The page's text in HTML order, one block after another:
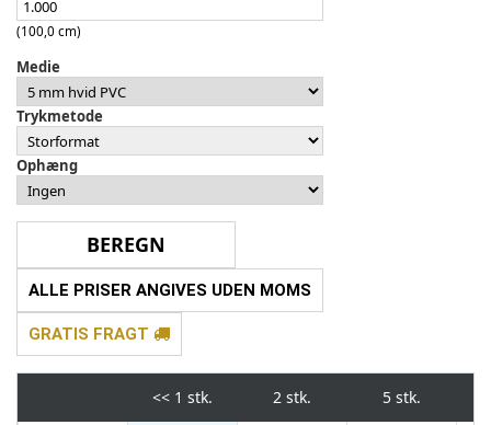
(100,0 cm)
Medie
Trykmetode
Ophæng
ALLE PRISER ANGIVES UDEN MOMS
GRATIS FRAGT
<< 1 stk. 2 stk.
5 stk.